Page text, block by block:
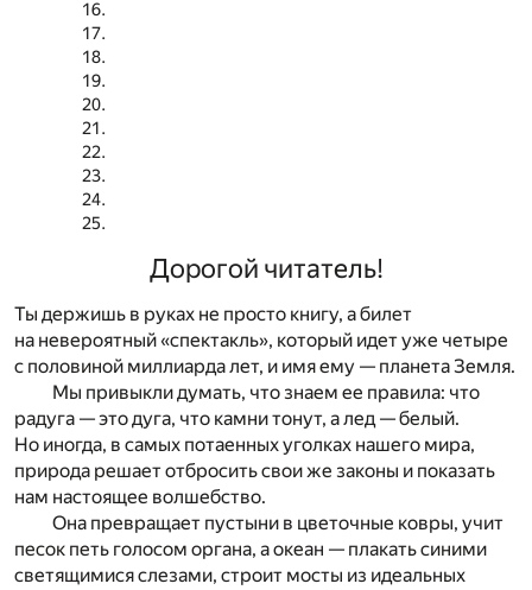
Дорогой читатель!
Ты держишь в руках не просто книгу, а билет
на невероятный «спектакль», который идет уже четыре
с половиной миллиарда лет, и имя ему — планета Земля.
Мы привыкли думать, что знаем ее правила: что
радуга — это дуга, что камни тонут, а лед — белый.
Но иногда, в самых потаенных уголках нашего мира,
природа решает отбросить свои же законы и показать
нам настоящее волшебство.
Она превращает пустыни в цветочные ковры, учит
песок петь голосом органа, а океан — плакать синими
светящимися слезами, строит мосты из идеальных